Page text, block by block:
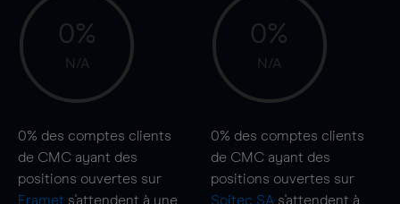
0%
N/A
0% des comptes clients
de CMC ayant des
positions ouvertes sur
Eramet s'attendent à une
0%
N/A
0% des comptes clients
de CMC ayant des
positions ouvertes sur
Soitec SA s'attendent à